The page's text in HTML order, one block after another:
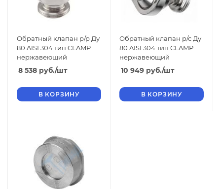
Обратный клапан р/р Ду
80 AISI 304 тип CLAMP
нержавеющий
8 538 руб./шт
В КОРЗИНУ
Обратный клапан р/с Ду
80 AISI 304 тип CLAMP
нержавеющий
10 949 руб./шт
В КОРЗИНУ